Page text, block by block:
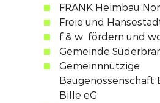
FRANK Heimbau
Freie und
f & w fördern und
Gemeinde
Gemeinnnützige
Baugenossenschaft
Bille eG